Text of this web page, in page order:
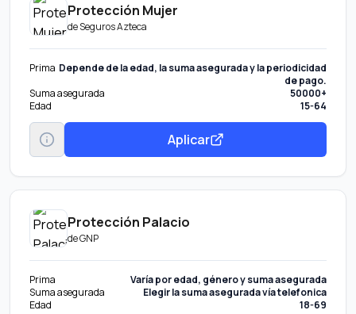
Protección Mujer
deSeguros Azteca
Prima Depende de la edad, la suma asegurada y la periodicidad
de pago.
Suma asegurada
50000+
Edad
15-64
Aplicar
Protección Palacio
deGNP
Prima
Varía por edad, género y suma asegurada
Suma asegurada
Elegir la suma asegurada vía telefonica
Edad
18-69